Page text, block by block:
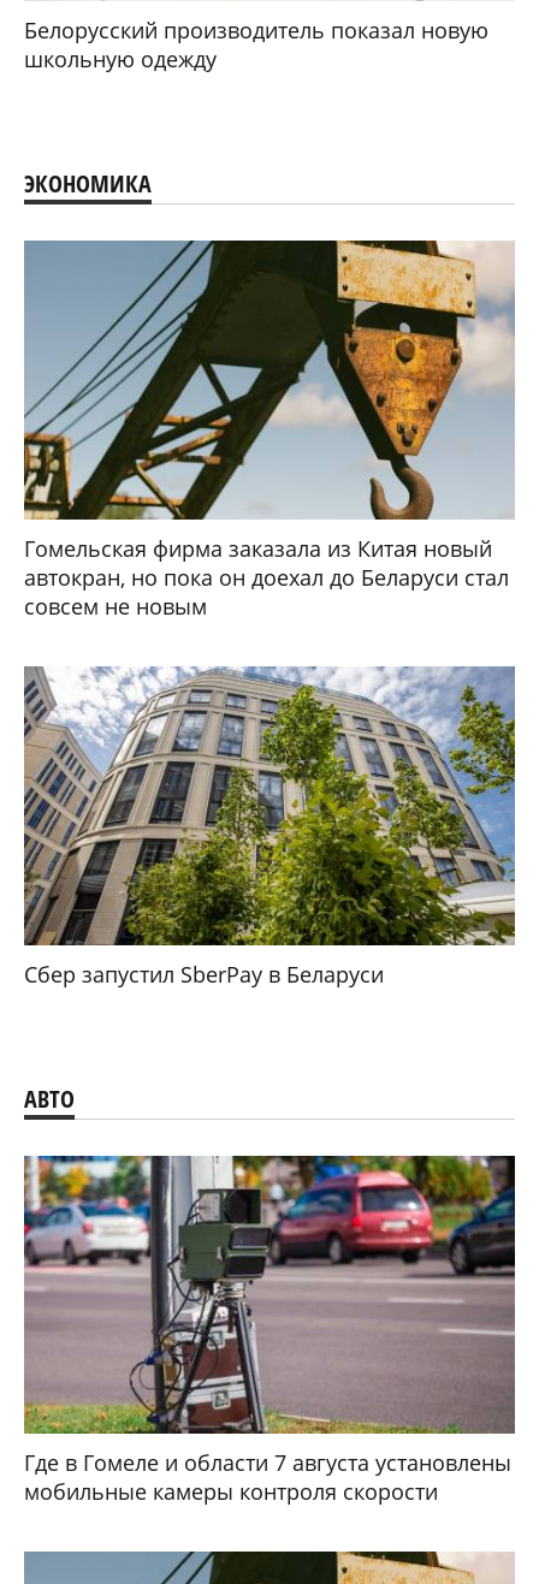
Белорусский производитель показал новую
школьную одежду
ЭКОНОМИКА
Гомельская фирма заказала из Китая новый
автокран, но пока он доехал до Беларуси стал
совсем не новым
Сбер запустил SberPay в Беларуси
АВТО
Где в Гомеле и области 7 августа установлены
мобильные камеры контроля скорости